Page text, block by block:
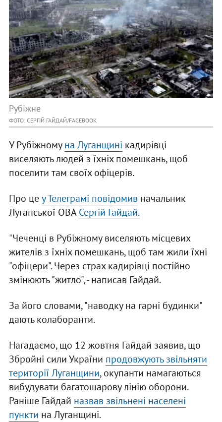
Рубіжне
ФОТО: СЕРГІЙ ГАЙДАЙ/FACEBOOK
У Рубіжномуна Луганщині кадирівці
виселяють людей з їхніх помешкань, щоб
поселити там своїх офіцерів.
Про цеу Телеграмі повідомив начальник
Луганської ОВАСергій Гайдай.
"Чеченці в Рубіжному виселяють місцевих
жителів з їхніх помешкань, щоб там жили їхні
"офіцери". Через страх кадирівці постійно
змінюють "житло", - написав Гайдай.
За його словами, "наводку на гарні будинки"
дають колаборанти.
Нагадаємо, що 12 жовтня Гайдай заявив, що
Збройні сили України продовжують звільняти
території Луганщини, окупанти намагаються
вибудувати багатошарову лінію оборони.
Раніше Гайдай назвав звільнені населені
пункти на Луганщині.